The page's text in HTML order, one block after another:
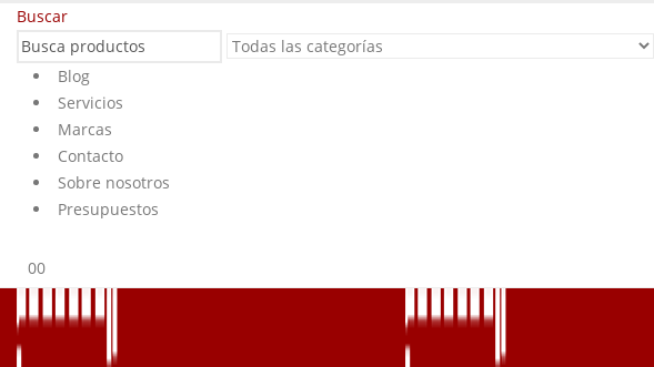
Buscar
Blog
Servicios
Marcas
Contacto
Sobre nosotros
Presupuestos
00